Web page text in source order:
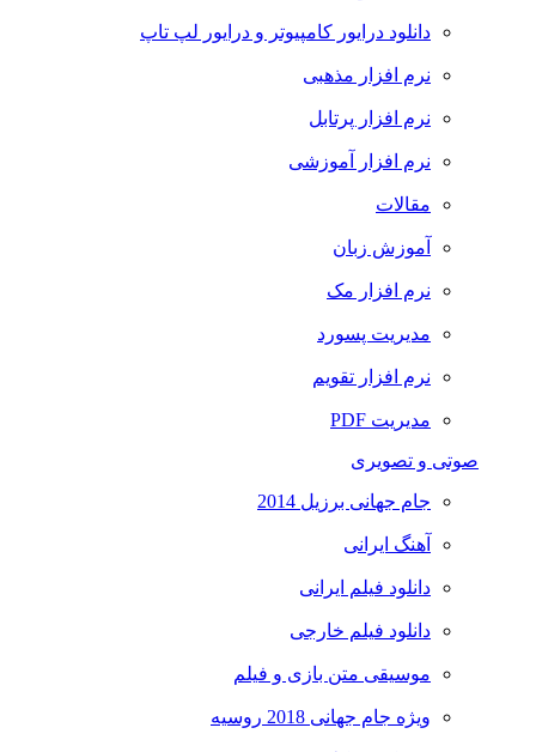
دانلود درایور کامپیوتر و درایور لپ تاپ
نرم افزار مذهبی
نرم افزار پرتابل
نرم افزار آموزشی
مقالات
آموزش زبان
نرم افزار مک
مدیریت پسورد
نرم افزار تقویم
مدیریت PDF
صوتی و تصویری
جام جهانی برزیل 2014
آهنگ ایرانی
دانلود فیلم ایرانی
دانلود فیلم خارجی
موسیقی متن بازی و فیلم
ویژه جام جهانی 2018 روسیه